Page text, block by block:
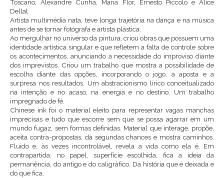
Toscano, Alexandre Cunha, Maria Flor, Ernesto Piccolo e Alice
Dellal.
Artista multimédia nata, teve longa trajetória na dança e na música
antes de se tornar fotógrafa e artista plástica.
Ao mergulhar no universo da pintura, criou obras que possuem uma
identidade artística singular e que refletem a falta de controle sobre
os acontecimentos, anunciando a necessidade do improviso diante
dos imprevistos. Criou um trabalho que mostra a possibilidade de
escolha diante das opções, incorporando o jogo, a aposta e a
surpresa nos resultados. Um abstracionismo lírico conceitualizado
na intenção e no acaso, na energia e no destino. Um trabalho
impregnado de fé.
Chinese ink foi o material eleito para representar vagas manchas
imprecisas e tudo que escorre sem que se possa agarrar em um
mundo fugaz, sem formas definidas. Material que interage, propõe,
aceita contra-propostas, dá segundas chances e mostra caminhos.
Fluido e, às vezes incontrolável, revela a vida como ela é. Em
contrapartida, no papel, superfície escolhida, fica a ideia da
permanência, do antigo e do caligráfico. Da história que é deixada e
do que fica.